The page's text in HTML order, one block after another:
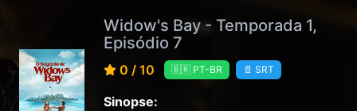
Widow's Bay - Temporada 1,
Episódio 7
0 / 10 🇧🇷 PT-BR 📄 SRT
Sinopse: